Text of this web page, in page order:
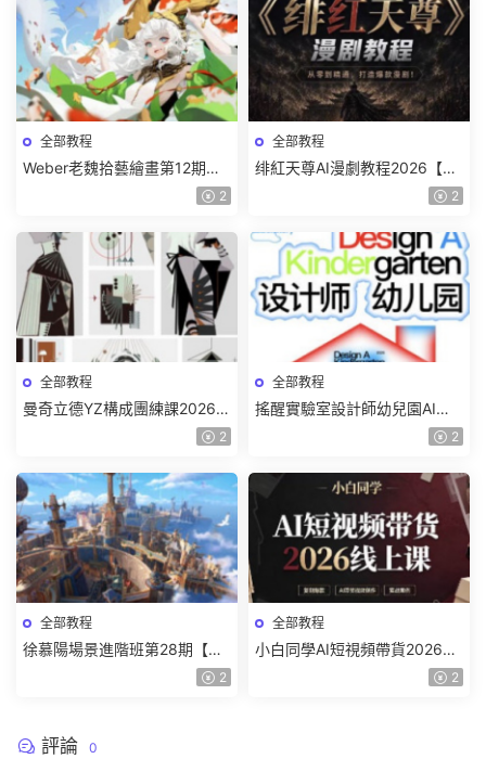
全部教程
Weber老魏拾藝繪畫第12期角
色特訓班【畫質不錯隻有視
2
全部教程
绯紅天尊AI漫劇教程2026【畫
2
全部教程
曼奇立德YZ構成團練課2026年
8月已結課【畫質高清有課件】
2
全部教程
搖醒實驗室設計師幼兒園AI軟
件基礎課2025【畫質不錯有素
2
全部教程
徐慕陽場景進階班第28期【畫
2
全部教程
小白同學AI短視頻帶貨2026線
2
評論 0